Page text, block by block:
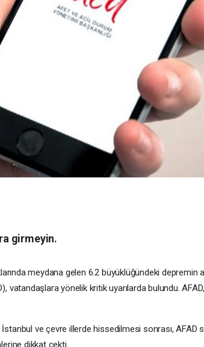
girmeyin.
meydana gelen 6.2 büyüklüğündeki depremin
vatandaşlara yönelik kritik uyarılarda bulundu.
ve çevre illerde hissedilmesi sonrası, AFAD
dikkat çekti.